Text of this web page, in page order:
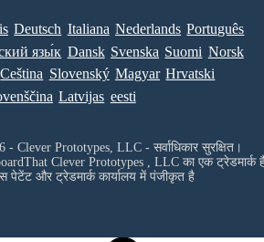
Deutsch Italiana Nederlands Português
язы́к Dansk Svenska Suomi Norsk
Ceština Slovenský Magyar Hrvatski
Latvijas eesti
- Clever Prototypes, LLC - सर्वाधिकार सुरक्षित।
Clever Prototypes , LLCका एक ट्रेडमार्क
पेटेंट और ट्रेडमार्क कार्यालय में पंजीकृत है